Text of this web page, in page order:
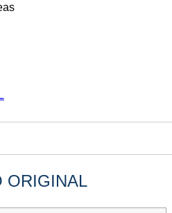
ORIGINAL